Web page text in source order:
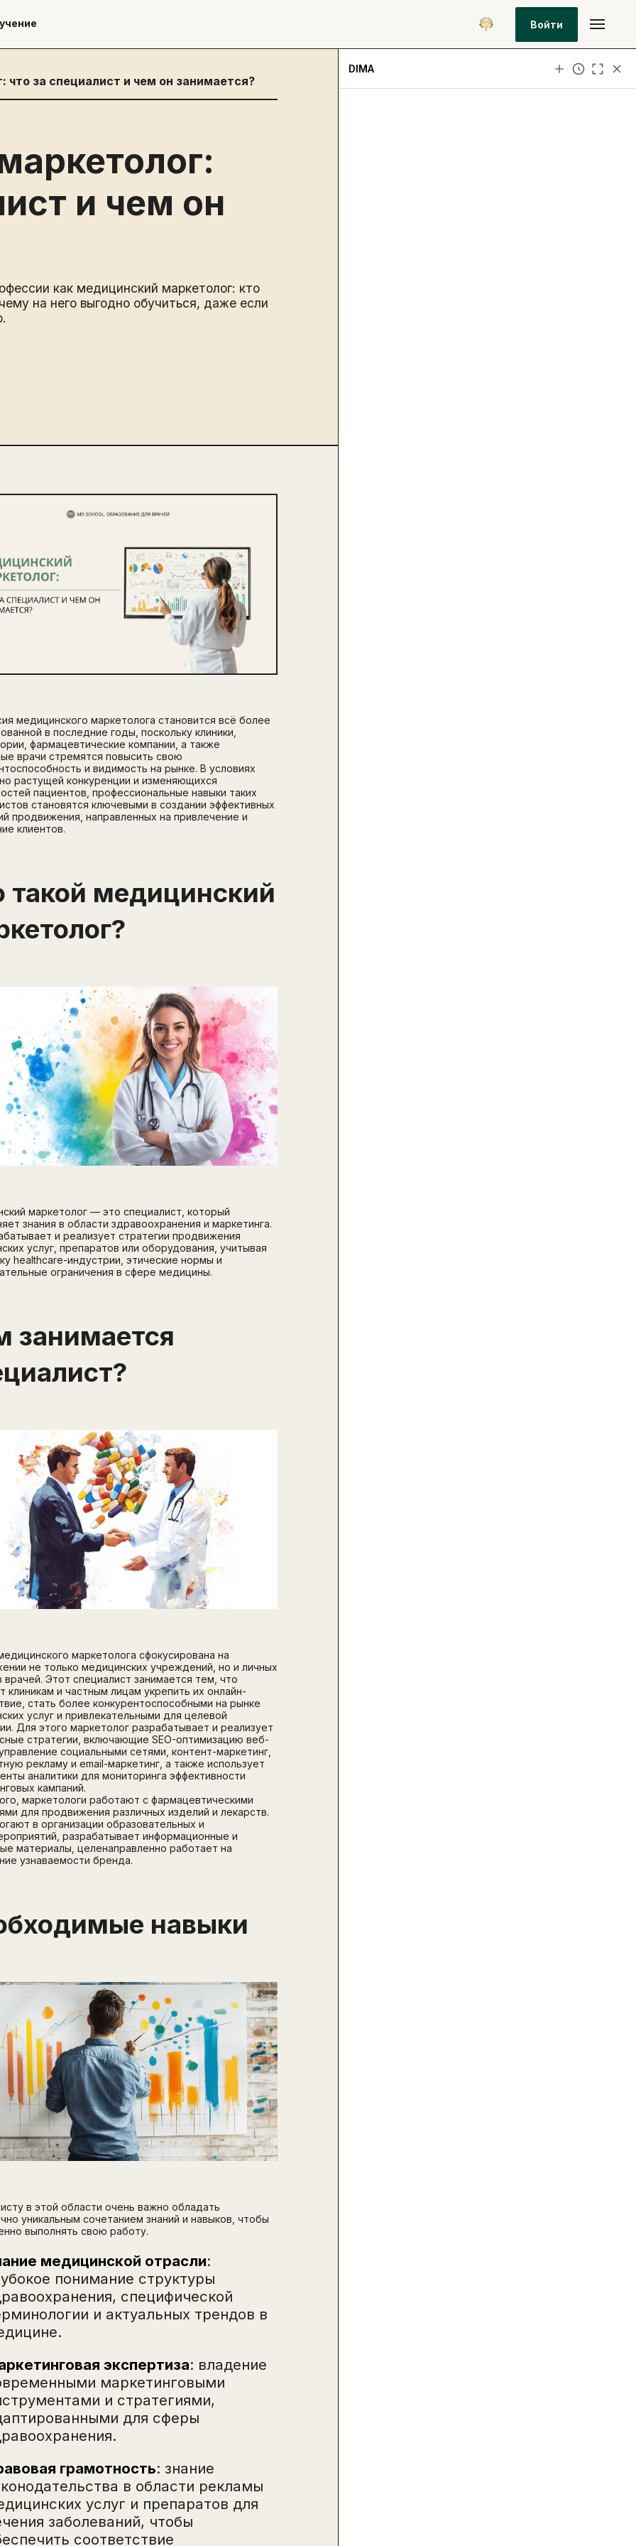
Написать в поддержку
Войти
что за специалист и чем он занимается?
и чем он
как медицинский маркетолог: кто
на него выгодно обучиться, даже если
медицинского маркетолога становится всё более
в последние годы, поскольку клиники,
фармацевтические компании, а также
врачи стремятся повысить свою
и видимость на рынке. В условиях
растущей конкуренции и изменяющихся
пациентов, профессиональные навыки таких
становятся ключевыми в создании эффективных
продвижения, направленных на привлечение и
клиентов.
такой медицинский
маркетолог — это специалист, который
знания в области здравоохранения и маркетинга.
и реализует стратегии продвижения
услуг, препаратов или оборудования, учитывая
healthcare-индустрии, этические нормы и
ограничения в сфере медицины.
занимается
маркетолога сфокусирована на
не только медицинских учреждений, но и личных
Этот специалист занимается тем, что
клиникам и частным лицам укрепить их онлайн-
стать более конкурентоспособными на рынке
услуг и привлекательными для целевой
Для этого маркетолог разрабатывает и реализует
стратегии, включающие SEO-оптимизацию веб-
социальными сетями, контент-маркетинг,
рекламу и email-маркетинг, а также использует
аналитики для мониторинга эффективности
кампаний.
маркетологи работают с фармацевтическими
для продвижения различных изделий и лекарств.
в организации образовательных и
разрабатывает информационные и
материалы, целенаправленно работает на
узнаваемости бренда.
навыки
в этой области очень важно обладать
уникальным сочетанием знаний и навыков, чтобы
выполнять свою работу.
медицинской отрасли:
понимание структуры
специфической
и актуальных трендов в
экспертиза: владение
маркетинговыми
и стратегиями,
для сферы
грамотность: знание
в области рекламы
услуг и препаратов для
заболеваний, чтобы
соответствие
Зарегистрируйтесь
ПОЛУЧИТЕ БЕСПЛАТНЫЙ
Перейти на страницу регистрации
DIMA